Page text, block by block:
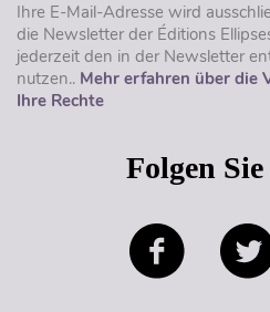
Ihre E-Mail-Adresse wird
die Newsletter der Éditions
jederzeit den in der Newsletter
nutzen.. Mehr erfahren über die
Ihre Rechte
Folgen